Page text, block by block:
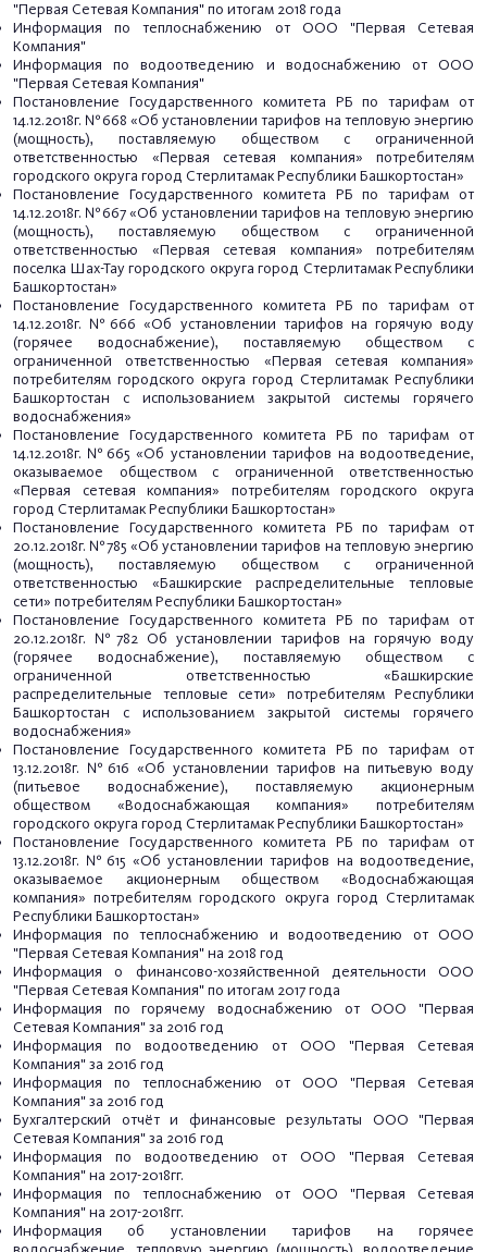
"Первая Сетевая Компания" по итогам 2018 года
Информация по теплоснабжению от ООО "Первая Сетевая
Компания"
Информация по водоотведению и водоснабжению от ООО
"Первая Сетевая Компания"
Постановление Государственного комитета РБ по тарифам от
14.12.2018г. №668 «Об установлении тарифов на тепловую энергию
(мощность), поставляемую обществом с ограниченной
ответственностью «Первая сетевая компания» потребителям
городского округа город Стерлитамак Республики Башкортостан»
Постановление Государственного комитета РБ по тарифам от
14.12.2018г. №667 «Об установлении тарифов на тепловую энергию
(мощность), поставляемую обществом с ограниченной
ответственностью «Первая сетевая компания» потребителям
поселка Шах-Тау городского округа город Стерлитамак Республики
Башкортостан»
Постановление Государственного комитета РБ по тарифам от
14.12.2018г. №666 «Об установлении тарифов на горячую воду
(горячее водоснабжение), поставляемую обществом с
ограниченной ответственностью «Первая сетевая компания»
потребителям городского округа город Стерлитамак Республики
Башкортостан с использованием закрытой системы горячего
водоснабжения»
Постановление Государственного комитета РБ по тарифам от
14.12.2018г. №665 «Об установлении тарифов на водоотведение,
оказываемое обществом с ограниченной ответственностью
«Первая сетевая компания» потребителям городского округа
город Стерлитамак Республики Башкортостан»
Постановление Государственного комитета РБ по тарифам от
20.12.2018г. №785 «Об установлении тарифов на тепловую энергию
(мощность), поставляемую обществом с ограниченной
ответственностью «Башкирские распределительные тепловые
сети» потребителям Республики Башкортостан»
Постановление Государственного комитета РБ по тарифам от
20.12.2018г. №782 Об установлении тарифов на горячую воду
(горячее водоснабжение), поставляемую обществом с
ограниченной ответственностью «Башкирские
распределительные тепловые сети» потребителям Республики
Башкортостан с использованием закрытой системы горячего
водоснабжения»
Постановление Государственного комитета РБ по тарифам от
13.12.2018г. №616 «Об установлении тарифов на питьевую воду
(питьевое водоснабжение), поставляемую акционерным
обществом «Водоснабжающая компания» потребителям
городского округа город Стерлитамак Республики Башкортостан»
Постановление Государственного комитета РБ по тарифам от
13.12.2018г. №615 «Об установлении тарифов на водоотведение,
оказываемое акционерным обществом «Водоснабжающая
компания» потребителям городского округа город Стерлитамак
Республики Башкортостан»
Информация по теплоснабжению и водоотведению от ООО
"Первая Сетевая Компания" на 2018 год
Информация о финансово-хозяйственной деятельности ООО
"Первая Сетевая Компания" по итогам 2017 года
Информация по горячему водоснабжению от ООО "Первая
Сетевая Компания" за 2016 год
Информация по водоотведению от ООО "Первая Сетевая
Компания" за 2016 год
Информация по теплоснабжению от ООО "Первая Сетевая
Компания" за 2016 год
Бухгалтерский отчёт и финансовые результаты ООО "Первая
Сетевая Компания" за 2016 год
Информация по водоотведению от ООО "Первая Сетевая
Компания" на 2017-2018гг.
Информация по теплоснабжению от ООО "Первая Сетевая
Компания" на 2017-2018гг.
Информация об установлении тарифов на горячее